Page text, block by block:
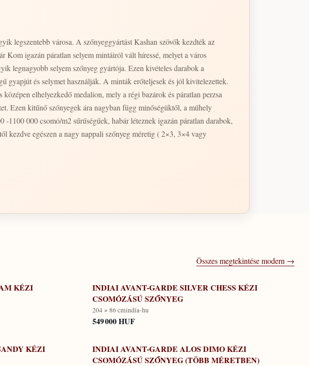
legszentebb városa. A szőnyeggyártást Kashan szövők kezdték az
Kom igazán páratlan selyem mintáiról vált híressé, melyet a város
legnagyobb selyem szőnyeg gyártója. Ezen kivételes darabok a
gyapjút és selymet használják. A minták erőteljesek és jól kivitelezettek.
elhelyezkedő medalion, mely a régi bazárok és páratlan perzsa
Ezen kitűnő szőnyegek ára nagyban függ minőségüktől, a műhely
kezdve egészen a nagy nappali szőnyeg méretig ( 2×3, 3×4 vagy
Összes megtekintése modern →
KÉZI
INDIAI AVANT-GARDE SILVER CHESS KÉZI
CSOMÓZÁSÚ SZŐNYEG
204 × 86 cmindia-hu
549 000 HUF
KÉZI
INDIAI AVANT-GARDE ALOS DIMO KÉZI
CSOMÓZÁSÚ SZŐNYEG (TÖBB MÉRETBEN)